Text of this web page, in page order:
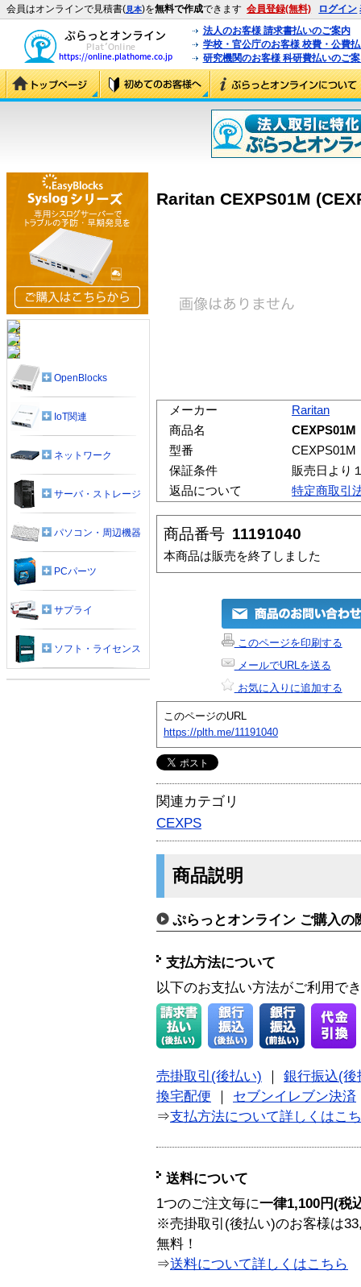
会員はオンラインで見積書(見本)を無料で作成できます 会員登録(無料) ログイン
法人のお客様 請求書払いのご案内
学校・官公庁のお客様 校費・公費
研究機関のお客様 科研費払いのご
Raritan CEXPS01M
メーカー
Raritan
商品名
CEXPS01M
型番
CEXPS01M
保証条件
販売日より
返品について
特定商取引
商品番号 11191040
本商品は販売を終了しました
このページを印刷する
メールでURLを送る
お気に入りに追加する
このページのURL
https://plth.me/11191040
関連カテゴリ
CEXPS
商品説明
ぷらっとオンライン ご購入の
支払方法について
以下のお支払い方法がご利用で
売掛取引(後払い)
銀行振込(後
換宅配便
セブンイレブン決済
⇒支払方法について詳しくはこ
送料について
1つのご注文毎に一律1,100円(税
※売掛取引(後払い)のお客様は
無料！
⇒送料について詳しくはこちら
OpenBlocks
IoT関連
ネットワーク
サーバ・ストレージ
パソコン・周辺機器
PCパーツ
サプライ
ソフト・ライセンス